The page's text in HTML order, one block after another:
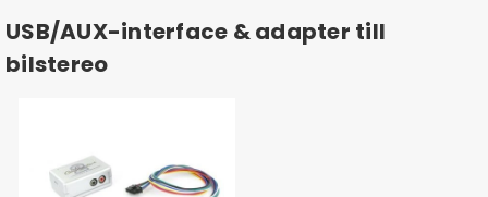
USB/AUX-interface & adapter till
bilstereo